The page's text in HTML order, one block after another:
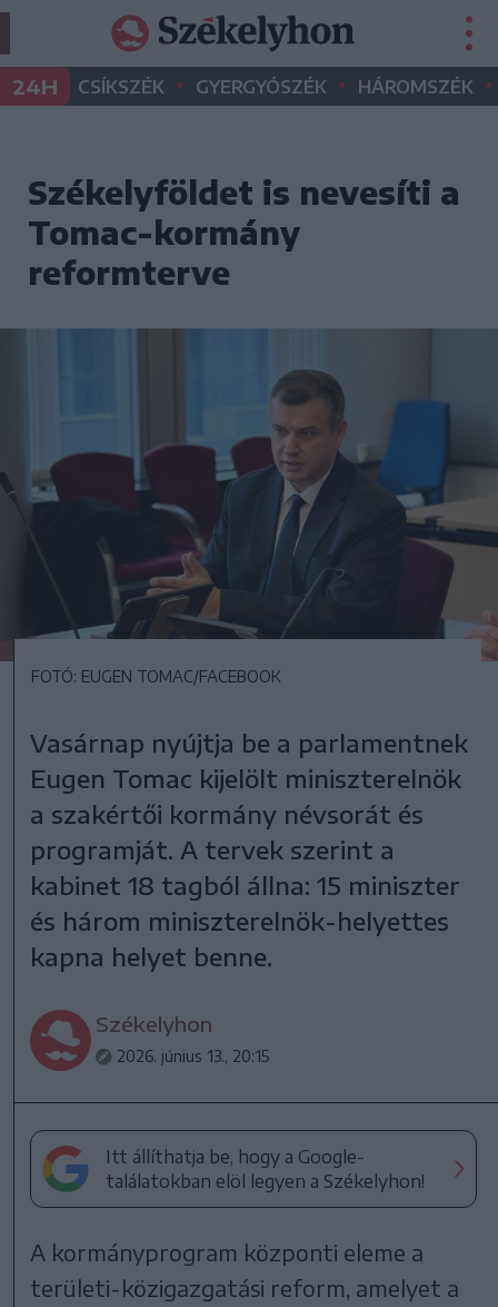
24H CSÍKSZÉK • GYERGYÓSZÉK • HÁROMSZÉK •
Székelyföldet is nevesíti a
Tomac-kormány
reformterve
FOTÓ: EUGEN TOMAC/FACEBOOK
Vasárnap nyújtja be a parlamentnek
Eugen Tomac kijelölt miniszterelnök
a szakértői kormány névsorát és
programját. A tervek szerint a
kabinet 18 tagból állna: 15 miniszter
és három miniszterelnök-helyettes
kapna helyet benne.
Székelyhon
2026. június 13., 20:15
Itt állíthatja be, hogy a Google-
találatokban elöl legyen a Székelyhon!
A kormányprogram központi eleme a
területi-közigazgatási reform, amelyet a